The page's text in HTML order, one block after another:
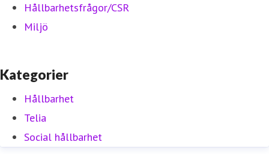
Hållbarhetsfrågor/CSR
Miljö
Kategorier
Hållbarhet
Telia
Social hållbarhet